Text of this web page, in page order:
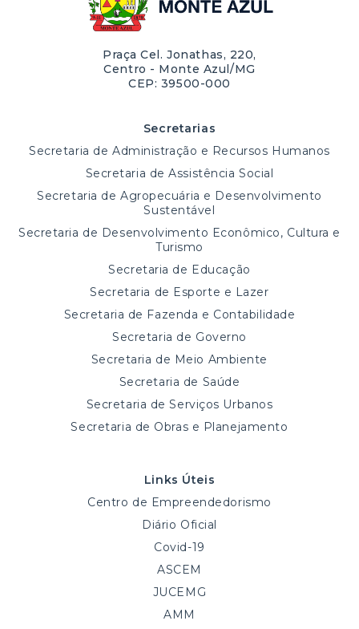
Praça Cel. Jonathas, 220,
Centro - Monte Azul/MG
CEP: 39500-000
Secretarias
Secretaria de Administração e Recursos Humanos
Secretaria de Assistência Social
Secretaria de Agropecuária e Desenvolvimento
Sustentável
Secretaria de Desenvolvimento Econômico, Cultura e
Turismo
Secretaria de Educação
Secretaria de Esporte e Lazer
Secretaria de Fazenda e Contabilidade
Secretaria de Governo
Secretaria de Meio Ambiente
Secretaria de Saúde
Secretaria de Serviços Urbanos
Secretaria de Obras e Planejamento
Links Úteis
Centro de Empreendedorismo
Diário Oficial
Covid-19
ASCEM
JUCEMG
AMM